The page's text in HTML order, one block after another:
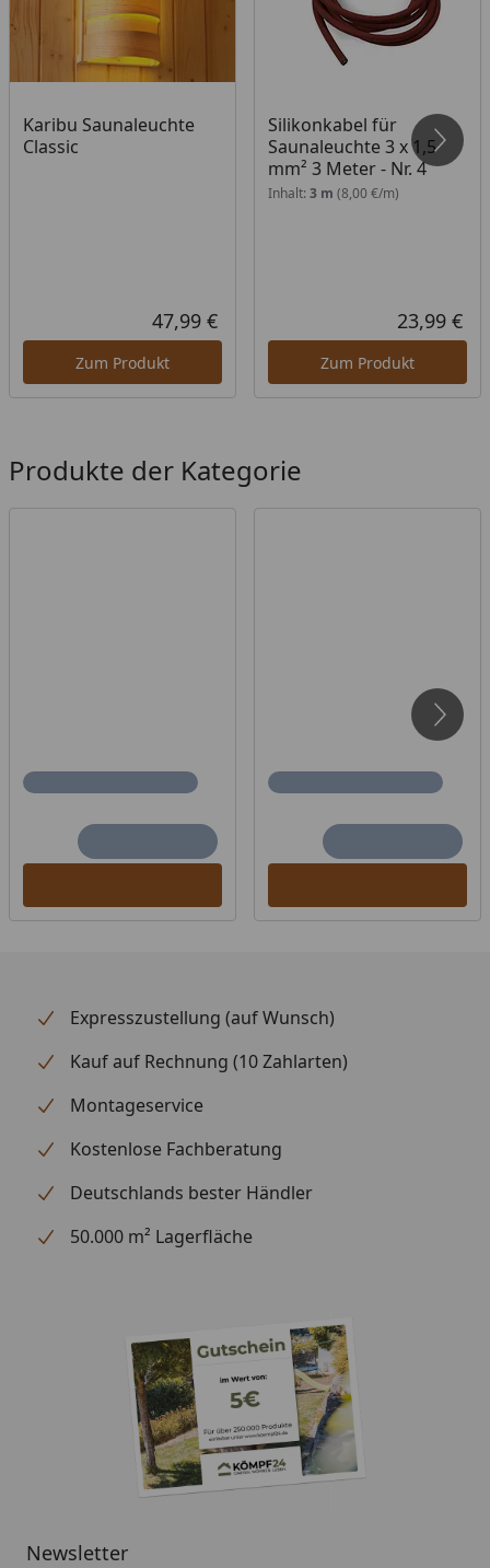
Karibu Rückenlehne und Bankblende Set 3
Montageanleitung inkl. Maßangaben
Karibu Saunaleuchte
Classic
Aktueller Preis
47,99 €
Zum Produkt
Silikonkabel für
Saunaleuchte 3 x 1,5
mm² 3 Meter - Nr. 4
Inhalt: 3 m (8,00 €/m)
23,99 €
Zum Produkt
Produkte der Kategorie
Expresszustellung (auf Wunsch)
Kauf auf Rechnung (10 Zahlarten)
Montageservice
Kostenlose Fachberatung
Deutschlands bester Händler
50.000 m² Lagerfläche
Newsletter